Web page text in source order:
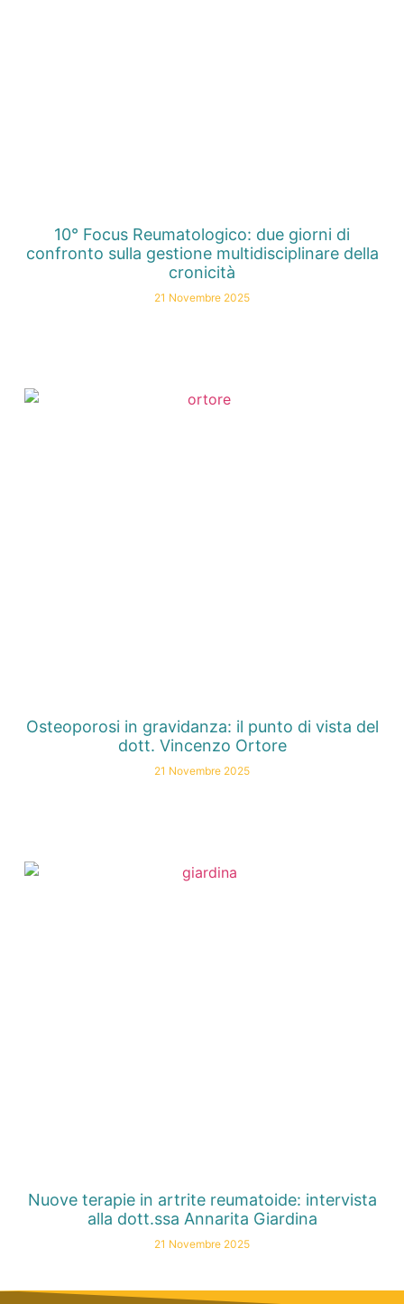
10° Focus Reumatologico: due giorni di
confronto sulla gestione multidisciplinare della
cronicità
21 Novembre 2025
Osteoporosi in gravidanza: il punto di vista del
dott. Vincenzo Ortore
21 Novembre 2025
Nuove terapie in artrite reumatoide: intervista
alla dott.ssa Annarita Giardina
21 Novembre 2025